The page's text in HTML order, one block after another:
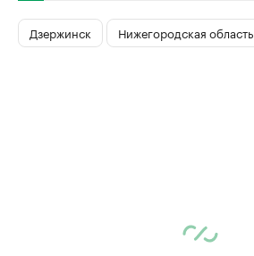
Дзержинск Нижегородская область